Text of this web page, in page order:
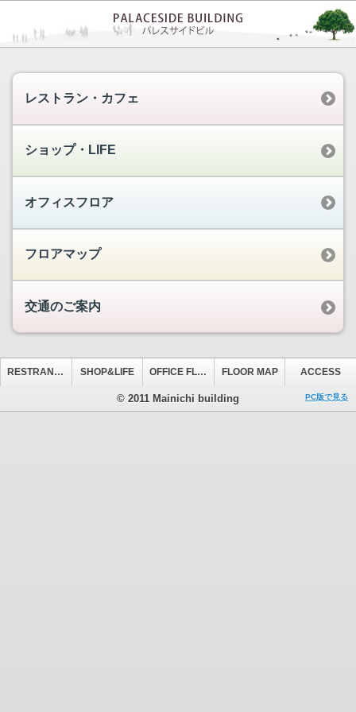
レストラン・カフェ
ショップ・LIFE
オフィスフロア
フロアマップ
交通のご案内
RESTRANT&CAFE SHOP&LIFE OFFICE FLOOR FLOOR MAP ACCESS
© 2011 Mainichi building PC版で見る